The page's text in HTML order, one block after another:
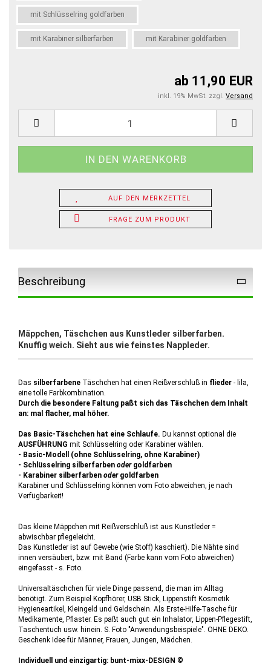
mit Schlüsselring goldfarben
mit Karabiner silberfarben mit Karabiner goldfarben
ab 11,90 EUR
inkl. 19% MwSt. zzgl. Versand
AUF DEN MERKZETTEL
FRAGE ZUM PRODUKT
Beschreibung
Mäppchen, Täschchen aus Kunstleder silberfarben.
Knuffig weich. Sieht aus wie feinstes Nappleder.
Das silberfarbene Täschchen hat einen Reißverschluß in flieder - lila,
eine tolle Farbkombination.
Durch die besondere Faltung paßt sich das Täschchen dem Inhalt
an: mal flacher, mal höher.
Das Basic-Täschchen hat eine Schlaufe. Du kannst optional die
AUSFÜHRUNG mit Schlüsselring oder Karabiner wählen.
- Basic-Modell (ohne Schlüsselring, ohne Karabiner)
- Schlüsselring silberfarben odergoldfarben
- Karabiner silberfarben odergoldfarben
Karabiner und Schlüsselring können vom Foto abweichen, je nach
Verfügbarkeit!
Das kleine Mäppchen mit Reißverschluß ist aus Kunstleder =
abwischbar pflegeleicht.
Das Kunstleder ist auf Gewebe (wie Stoff) kaschiert). Die Nähte sind
innen versäubert, bzw. mit Band (Farbe kann vom Foto abweichen)
eingefasst - s. Foto.
Universaltäschchen für viele Dinge passend, die man im Alltag
benötigt. Zum Beispiel Kopfhörer, USB Stick, Lippenstift Kosmetik
Hygieneartikel, Kleingeld und Geldschein. Als Erste-Hilfe-Tasche für
Medikamente, Pflaster. Es paßt auch gut ein Inhalator, Lippen-Pflegestift,
Taschentuch usw. hinein. S. Foto "Anwendungsbeispiele". OHNE DEKO.
Geschenk Idee für Männer, Frauen, Jungen, Mädchen.
Individuell und einzigartig: bunt-mixx-DESIGN ©